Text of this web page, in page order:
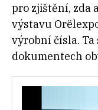
pro zjištění, zda
výstavu
výrobní čísla.
dokumentech